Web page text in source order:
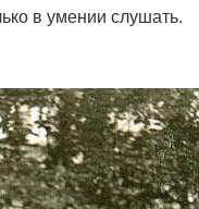
в умении слушать.